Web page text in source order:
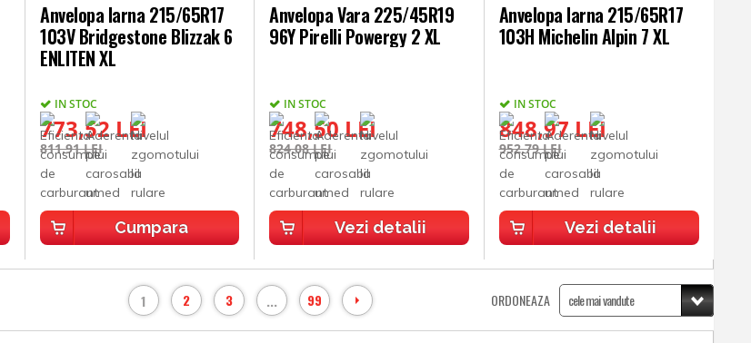
Anvelopa Iarna 215/65R17
103V Bridgestone Blizzak 6
ENLITEN XL
IN STOC
773,52 LEI
811,91 LEI
Cumpara
Anvelopa Vara 225/45R19
96Y Pirelli Powergy 2 XL
IN STOC
748,50 LEI
824,08 LEI
Vezi detalii
Anvelopa Iarna 215/65R17
103H Michelin Alpin 7 XL
IN STOC
848,97 LEI
952,79 LEI
Vezi detalii
ORDONEAZA
1 2 3 ... 99